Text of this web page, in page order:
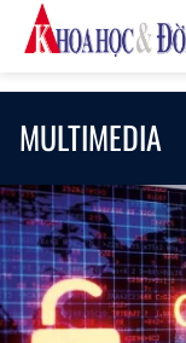
MULTIMEDIA